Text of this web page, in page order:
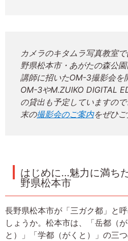
カメラのキタムラ写真教室
野県松本市・あがたの森公
講師に招いたOM-3撮影会を
OM-3やM.ZUIKO DIGITAL
の貸出も予定していますの
末の撮影会のご案内をぜひご
はじめに…魅力に満ち
野県松本市
長野県松本市が「三ガク都」と
しょうか。松本市は、「岳都（
と）」「学都（がくと）」の三